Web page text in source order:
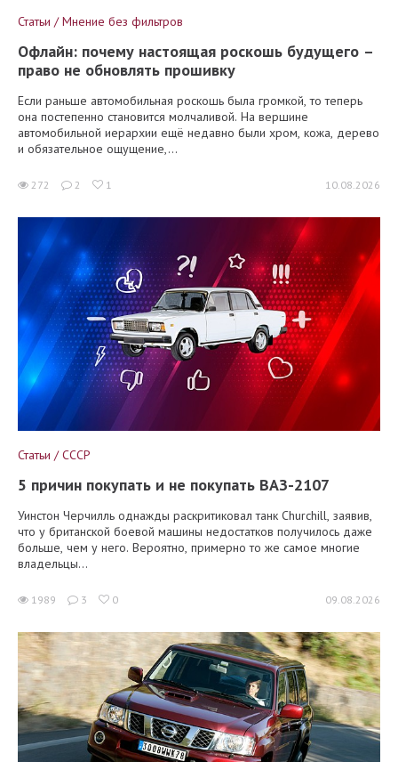
Статьи / Мнение без фильтров
Офлайн: почему настоящая роскошь будущего –
право не обновлять прошивку
Если раньше автомобильная роскошь была громкой, то теперь
она постепенно становится молчаливой. На вершине
автомобильной иерархии ещё недавно были хром, кожа, дерево
и обязательное ощущение,...
272 2 1 10.08.2026
Статьи / СССР
5 причин покупать и не покупать ВАЗ-2107
Уинстон Черчилль однажды раскритиковал танк Churchill, заявив,
что у британской боевой машины недостатков получилось даже
больше, чем у него. Вероятно, примерно то же самое многие
владельцы...
1989 3 0 09.08.2026